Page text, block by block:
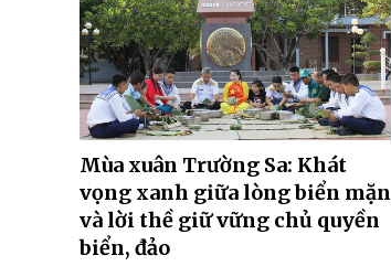
Mùa xuân Trường Sa: Khát
vọng xanh giữa lòng biển mặn
và lời thề giữ vững chủ quyền
biển, đảo